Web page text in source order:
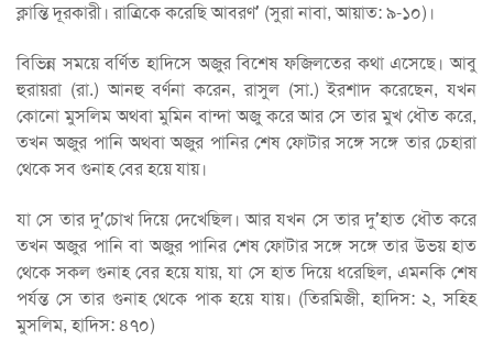
ক্লান্তি দূরকারী। রাত্রিকে করেছি আবরণ’ (সুরা নাবা, আয়াত: ৯-১০)।
বিভিন্ন সময়ে বর্ণিত হাদিসে অজুর বিশেষ ফজিলতের কথা এসেছে। আবু
হুরায়রা (রা.) আনহু বর্ণনা করেন, রাসুল (সা.) ইরশাদ করেছেন, যখন
কোনো মুসলিম অথবা মুমিন বান্দা অজু করে আর সে তার মুখ ধৌত করে,
তখন অজুর পানি অথবা অজুর পানির শেষ ফোটার সঙ্গে সঙ্গে তার চেহারা
থেকে সব গুনাহ বের হয়ে যায়।
যা সে তার দু’চোখ দিয়ে দেখেছিল। আর যখন সে তার দু’হাত ধৌত করে
তখন অজুর পানি বা অজুর পানির শেষ ফোটার সঙ্গে সঙ্গে তার উভয় হাত
থেকে সকল গুনাহ বের হয়ে যায়, যা সে হাত দিয়ে ধরেছিল, এমনকি শেষ
পর্যন্ত সে তার গুনাহ থেকে পাক হয়ে যায়। (তিরমিজী, হাদিস: ২, সহিহ
মুসলিম, হাদিস: ৪৭০)